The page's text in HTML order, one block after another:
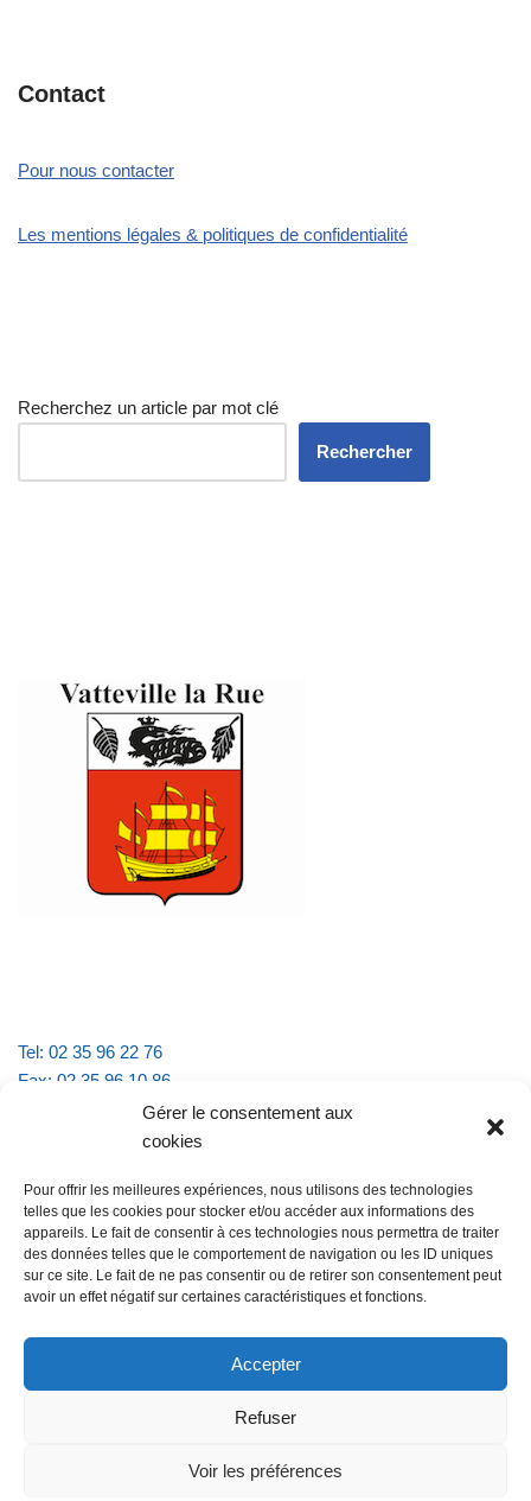
Gérer le consentement aux
cookies
Pour offrir les meilleures expériences, nous utilisons des technologies
telles que les cookies pour stocker et/ou accéder aux informations des
appareils. Le fait de consentir à ces technologies nous permettra de traiter
des données telles que le comportement de navigation ou les ID uniques
sur ce site. Le fait de ne pas consentir ou de retirer son consentement peut
avoir un effet négatif sur certaines caractéristiques et fonctions.
Accepter
Refuser
Voir les préférences
Contact
Pour nous contacter
Les mentions légales & politiques de confidentialité
Recherchez un article par mot clé
Rechercher
Tel: 02 35 96 22 76
Fax: 02 35 96 10 86
Email : mairie.vattevillelarue@wanadoo.fr
lundi et jeudi de 9h à 11h30
mardi et vendredi de 16h à 18h30
@Vatteville-la-rue mentions légales